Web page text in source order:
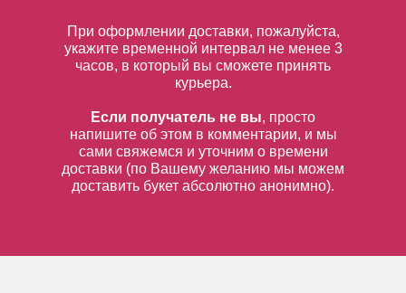
При оформлении доставки, пожалуйста,
укажите временной интервал не менее 3
часов, в который вы сможете принять
курьера.
Если получатель не вы, просто
напишите об этом в комментарии, и мы
сами свяжемся и уточним о времени
доставки (по Вашему желанию мы можем
доставить букет абсолютно анонимно).